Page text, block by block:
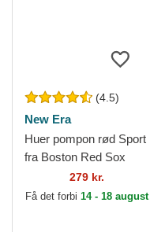
(4.5)
New Era
Huer pompon rød Sport
fra Boston Red Sox
MLB af New Era
279 kr.
Få det forbi14 - 18 august